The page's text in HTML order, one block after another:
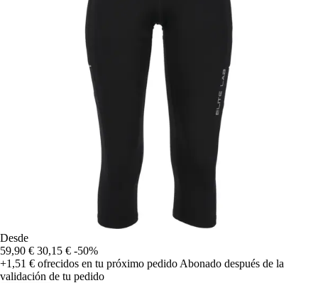
Desde
59,90 € 30,15 € -50%
+1,51 € ofrecidos en tu próximo pedido Abonado después de la
validación de tu pedido